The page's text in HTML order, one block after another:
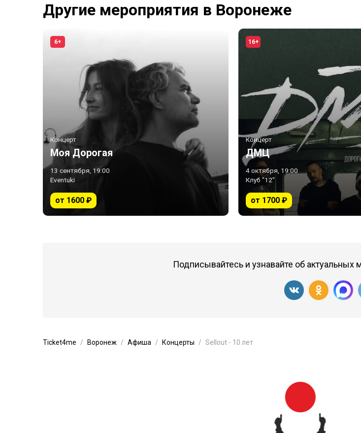
Другие мероприятия в Воронеже
6+
Концерт
Моя Дорогая
13 сентября, 19:00
Eventuki
от 1600 ₽
16+
Концерт
ДМЦ
4 октября, 19:00
Клуб "12"
от 1700 ₽
Подписывайтесь и узнавайте об актуальных
Ticket4me Воронеж Афиша Концерты Sellout - 10 лет